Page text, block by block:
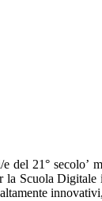
del 21° secolo’
Scuola